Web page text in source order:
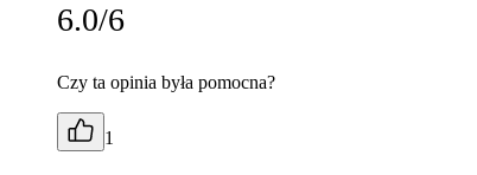
6.0/6
Czy ta opinia była pomocna?
1